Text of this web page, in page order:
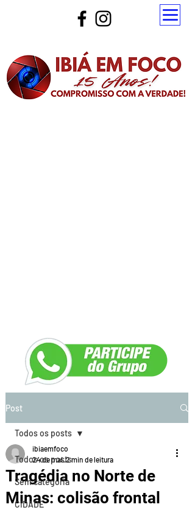
Post
Todos os posts
Sem categoria
CIDADE
Todos os posts
Tragédia no Norte de
Minas: colisão frontal
ibiaemfoco
24 de mai.2 min de leitura